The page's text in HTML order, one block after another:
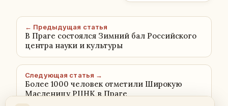
← Предыдущая статья
В Праге состоялся Зимний бал Российского
центра науки и культуры
Следующая статья →
Более 1000 человек отметили Широкую
Масленицу РЦНК в Праге